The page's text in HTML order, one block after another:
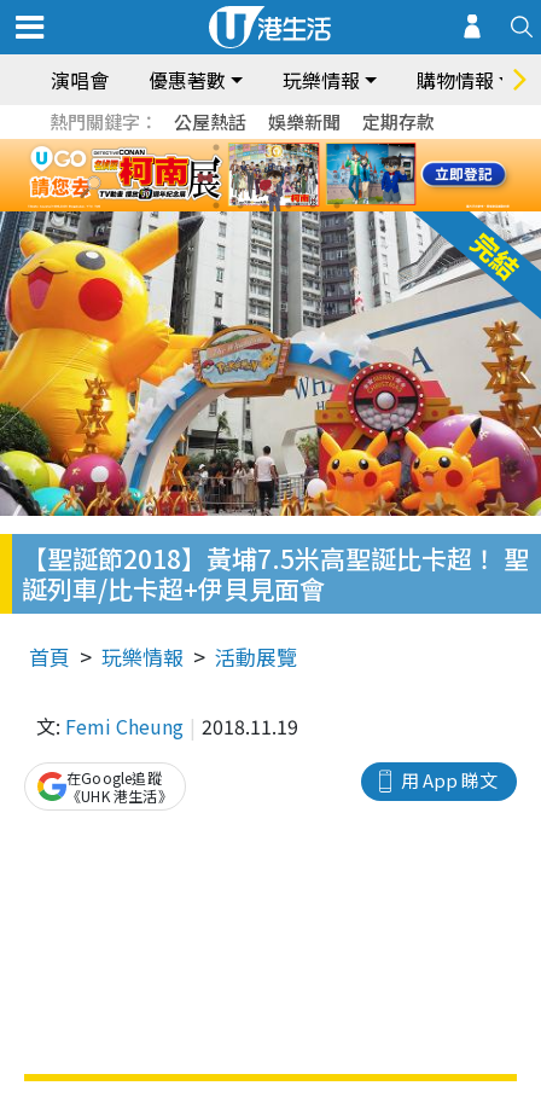
演唱會 優惠著數 玩樂情報 購物情報
熱門關鍵字： 公屋熱話 娛樂新聞 定期存款
【聖誕節2018】黃埔7.5米高聖誕比卡超！ 聖
誕列車/比卡超+伊貝見面會
首頁 玩樂情報 活動展覽
文: Femi Cheung 2018.11.19
用 App 睇文
在Google追蹤
《UHK 港生活》